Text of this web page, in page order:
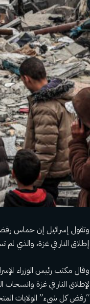
وتقول إسرائيل إن حماس
إطلاق النار في غزة، والذي
وقال مكتب رئيس الوزراء
لإطلاق النار في غزة
“رفض كل شيء” الولايات